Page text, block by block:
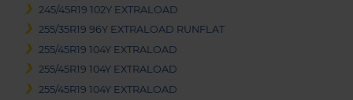
245/45R19 102Y EXTRALOAD
255/35R19 96Y EXTRALOAD RUNFLAT
255/45R19 104Y EXTRALOAD
255/45R19 104Y EXTRALOAD
255/45R19 104Y EXTRALOAD